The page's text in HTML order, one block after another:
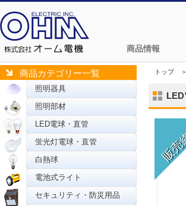
商品情報
商品カテゴリー一覧
照明器具
照明部材
LED電球・直管
蛍光灯電球・直管
白熱球
電池式ライト
セキュリティ・防災用品
トップ＞